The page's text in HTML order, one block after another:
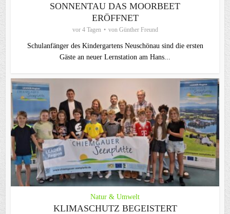
SONNENTAU DAS MOORBEET
ERÖFFNET
vor 4 Tagen von Günther Freund
Schulanfänger des Kindergartens Neuschönau sind die ersten
Gäste an neuer Lernstation am Hans...
Natur & Umwelt
KLIMASCHUTZ BEGEISTERT